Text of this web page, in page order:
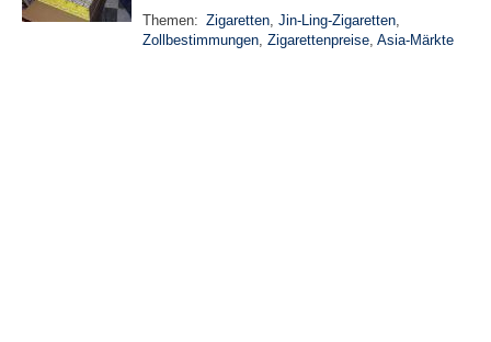
Themen: Zigaretten, Jin-Ling-Zigaretten,
Zollbestimmungen, Zigarettenpreise, Asia-Märkte